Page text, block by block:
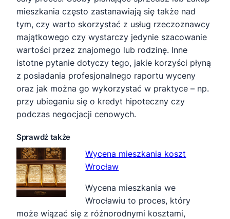
mieszkania często zastanawiają się także nad
tym, czy warto skorzystać z usług rzeczoznawcy
majątkowego czy wystarczy jedynie szacowanie
wartości przez znajomego lub rodzinę. Inne
istotne pytanie dotyczy tego, jakie korzyści płyną
z posiadania profesjonalnego raportu wyceny
oraz jak można go wykorzystać w praktyce – np.
przy ubieganiu się o kredyt hipoteczny czy
podczas negocjacji cenowych.
Sprawdź także
Wycena mieszkania koszt
Wrocław
Wycena mieszkania we
Wrocławiu to proces, który
może wiązać się z różnorodnymi kosztami,